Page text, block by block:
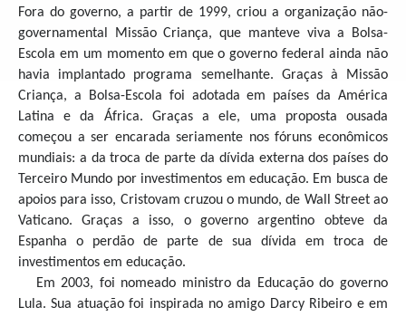
Fora do governo, a partir de 1999, criou a organização não-
governamental Missão Criança, que manteve viva a Bolsa-
Escola em um momento em que o governo federal ainda não
havia implantado programa semelhante. Graças à Missão
Criança, a Bolsa-Escola foi adotada em países da América
Latina e da África. Graças a ele, uma proposta ousada
começou a ser encarada seriamente nos fóruns econômicos
mundiais: a da troca de parte da dívida externa dos países do
Terceiro Mundo por investimentos em educação. Em busca de
apoios para isso, Cristovam cruzou o mundo, de Wall Street ao
Vaticano. Graças a isso, o governo argentino obteve da
Espanha o perdão de parte de sua dívida em troca de
investimentos em educação.
Em 2003, foi nomeado ministro da Educação do governo
Lula. Sua atuação foi inspirada no amigo Darcy Ribeiro e em